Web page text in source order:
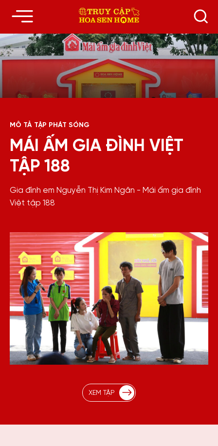
MÔ TẢ TẬP PHÁT SÓNG
MÁI ẤM GIA ĐÌNH VIỆT
TẬP 188
Gia đình em Nguyễn Thị Kim Ngân - Mái ấm gia đình
Việt tập 188
XEM TẬP